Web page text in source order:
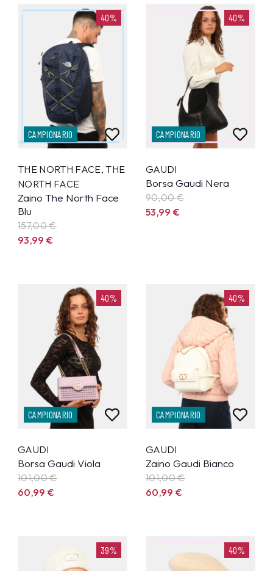
40%
CAMPIONARIO
THE NORTH FACE, THE
NORTH FACE
Zaino The North Face
Blu
157,00 €
93,99€
40%
CAMPIONARIO
GAUDI
Borsa Gaudi Nera
90,00 €
53,99€
40%
CAMPIONARIO
GAUDI
Borsa Gaudi Viola
101,00 €
60,99€
40%
CAMPIONARIO
GAUDI
Zaino Gaudi Bianco
101,00 €
60,99€
39% 40%